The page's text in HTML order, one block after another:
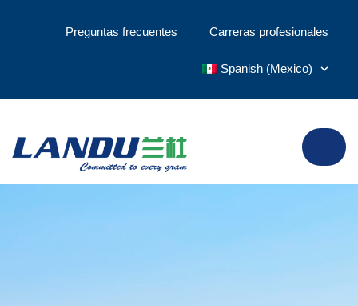
Preguntas frecuentes Carreras profesionales
Spanish (Mexico)